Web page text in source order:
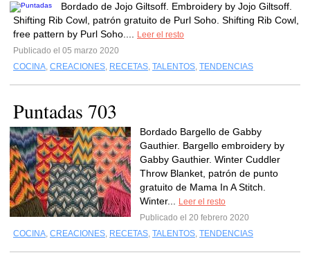
Bordado de Jojo Giltsoff. Embroidery by Jojo Giltsoff.
Shifting Rib Cowl, patrón gratuito de Purl Soho. Shifting Rib Cowl,
free pattern by Purl Soho....
Leer el resto
Publicado el 05 marzo 2020
COCINA, CREACIONES, RECETAS, TALENTOS, TENDENCIAS
Puntadas 703
Bordado Bargello de Gabby
Gauthier. Bargello embroidery by
Gabby Gauthier. Winter Cuddler
Throw Blanket, patrón de punto
gratuito de Mama In A Stitch.
Winter...
Leer el resto
Publicado el 20 febrero 2020
COCINA, CREACIONES, RECETAS, TALENTOS, TENDENCIAS